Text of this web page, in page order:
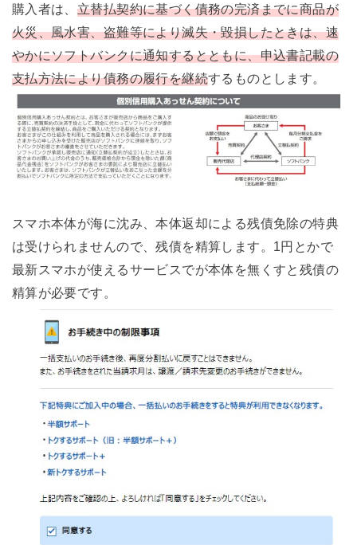
購入者は、 立替払契約に基づく債務の完済までに商品が
火災、風水害、盗難等により滅失・毀損したときは、速
やかにソフトバンクに通知するとともに、申込書記載の
支払方法により債務の履行を継続するものとします。
スマホ本体が海に沈み、本体返却による残債免除の特典
は受けられませんので、残債を精算します。1円とかで
最新スマホが使えるサービスでが本体を無くすと残債の
精算が必要です。